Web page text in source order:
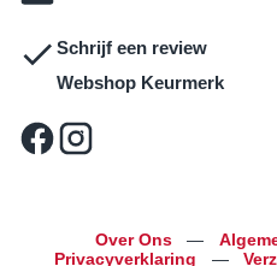
Schrijf een review
Webshop Keurmerk
Over Ons —
Privacyverklaring
—